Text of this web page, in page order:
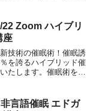
22 Zoom ハイブリ
座
技術の催眠術！催眠誘
を誇るハイブリッド催
たします。催眠術を習
まずいません。そして
言語催眠 エドガ